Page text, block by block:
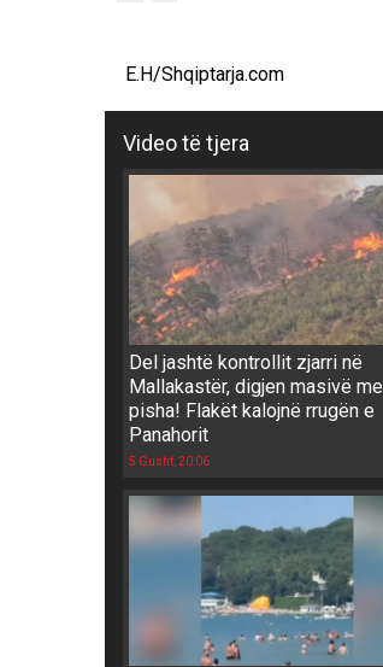
E.H/Shqiptarja.com
Video të tjera
Del jashtë kontrollit zjarri në
Mallakastër, digjen masivë me
pisha! Flakët kalojnë rrugën e
Panahorit
5 Gusht, 20:06